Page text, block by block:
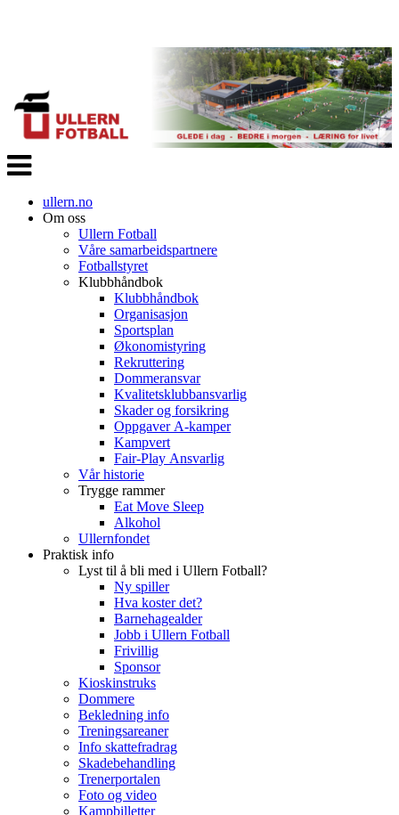
Veksle
navigasjon
ullern.no
Om oss
Ullern Fotball
Våre samarbeidspartnere
Fotballstyret
Klubbhåndbok
Klubbhåndbok
Organisasjon
Sportsplan
Økonomistyring
Rekruttering
Dommeransvar
Kvalitetsklubbansvarlig
Skader og forsikring
Oppgaver A-kamper
Kampvert
Fair-Play Ansvarlig
Vår historie
Trygge rammer
Eat Move Sleep
Alkohol
Ullernfondet
Praktisk info
Lyst til å bli med i Ullern Fotball?
Ny spiller
Hva koster det?
Barnehagealder
Jobb i Ullern Fotball
Frivillig
Sponsor
Kioskinstruks
Dommere
Bekledning info
Treningsareaner
Info skattefradrag
Skadebehandling
Trenerportalen
Foto og video
Kampbilletter